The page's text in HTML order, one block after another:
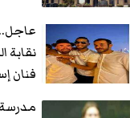
نقابة
فنان
مدرسة